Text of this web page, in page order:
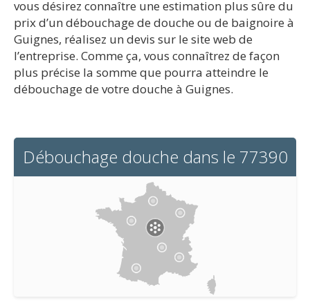
vous désirez connaître une estimation plus sûre du
prix d’un débouchage de douche ou de baignoire à
Guignes, réalisez un devis sur le site web de
l’entreprise. Comme ça, vous connaîtrez de façon
plus précise la somme que pourra atteindre le
débouchage de votre douche à Guignes.
Débouchage douche dans le 77390